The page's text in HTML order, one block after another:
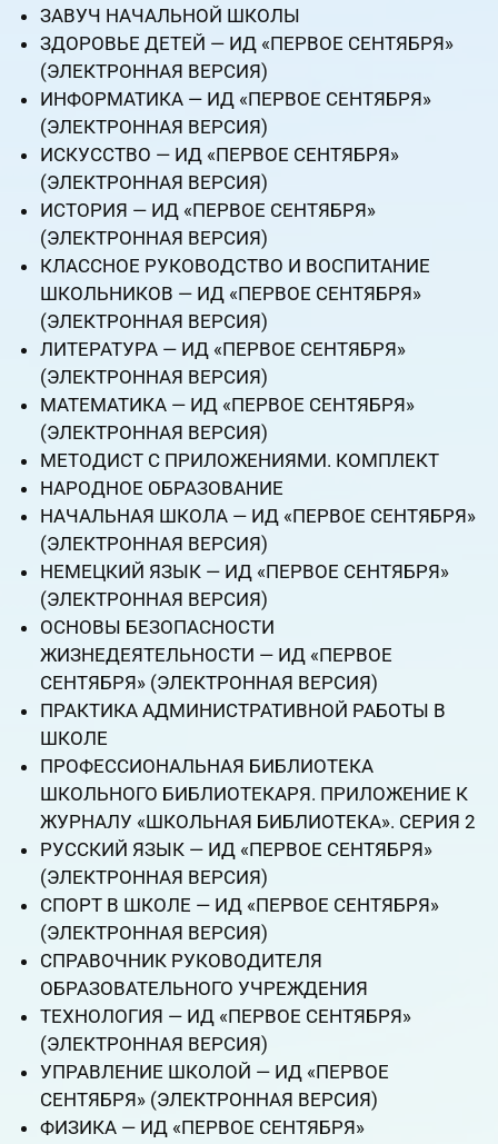
ЗАВУЧ НАЧАЛЬНОЙ ШКОЛЫ
ЗДОРОВЬЕ ДЕТЕЙ — ИД «ПЕРВОЕ СЕНТЯБРЯ»
(ЭЛЕКТРОННАЯ ВЕРСИЯ)
ИНФОРМАТИКА — ИД «ПЕРВОЕ СЕНТЯБРЯ»
(ЭЛЕКТРОННАЯ ВЕРСИЯ)
ИСКУССТВО — ИД «ПЕРВОЕ СЕНТЯБРЯ»
(ЭЛЕКТРОННАЯ ВЕРСИЯ)
ИСТОРИЯ — ИД «ПЕРВОЕ СЕНТЯБРЯ»
(ЭЛЕКТРОННАЯ ВЕРСИЯ)
КЛАССНОЕ РУКОВОДСТВО И ВОСПИТАНИЕ
ШКОЛЬНИКОВ — ИД «ПЕРВОЕ СЕНТЯБРЯ»
(ЭЛЕКТРОННАЯ ВЕРСИЯ)
ЛИТЕРАТУРА — ИД «ПЕРВОЕ СЕНТЯБРЯ»
(ЭЛЕКТРОННАЯ ВЕРСИЯ)
МАТЕМАТИКА — ИД «ПЕРВОЕ СЕНТЯБРЯ»
(ЭЛЕКТРОННАЯ ВЕРСИЯ)
МЕТОДИСТ С ПРИЛОЖЕНИЯМИ. КОМПЛЕКТ
НАРОДНОЕ ОБРАЗОВАНИЕ
НАЧАЛЬНАЯ ШКОЛА — ИД «ПЕРВОЕ СЕНТЯБРЯ»
(ЭЛЕКТРОННАЯ ВЕРСИЯ)
НЕМЕЦКИЙ ЯЗЫК — ИД «ПЕРВОЕ СЕНТЯБРЯ»
(ЭЛЕКТРОННАЯ ВЕРСИЯ)
ОСНОВЫ БЕЗОПАСНОСТИ
ЖИЗНЕДЕЯТЕЛЬНОСТИ — ИД «ПЕРВОЕ
СЕНТЯБРЯ» (ЭЛЕКТРОННАЯ ВЕРСИЯ)
ПРАКТИКА АДМИНИСТРАТИВНОЙ РАБОТЫ В
ШКОЛЕ
ПРОФЕССИОНАЛЬНАЯ БИБЛИОТЕКА
ШКОЛЬНОГО БИБЛИОТЕКАРЯ. ПРИЛОЖЕНИЕ К
ЖУРНАЛУ «ШКОЛЬНАЯ БИБЛИОТЕКА». СЕРИЯ 2
РУССКИЙ ЯЗЫК — ИД «ПЕРВОЕ СЕНТЯБРЯ»
(ЭЛЕКТРОННАЯ ВЕРСИЯ)
СПОРТ В ШКОЛЕ — ИД «ПЕРВОЕ СЕНТЯБРЯ»
(ЭЛЕКТРОННАЯ ВЕРСИЯ)
СПРАВОЧНИК РУКОВОДИТЕЛЯ
ОБРАЗОВАТЕЛЬНОГО УЧРЕЖДЕНИЯ
ТЕХНОЛОГИЯ — ИД «ПЕРВОЕ СЕНТЯБРЯ»
(ЭЛЕКТРОННАЯ ВЕРСИЯ)
УПРАВЛЕНИЕ ШКОЛОЙ — ИД «ПЕРВОЕ
СЕНТЯБРЯ» (ЭЛЕКТРОННАЯ ВЕРСИЯ)
ФИЗИКА — ИД «ПЕРВОЕ СЕНТЯБРЯ»